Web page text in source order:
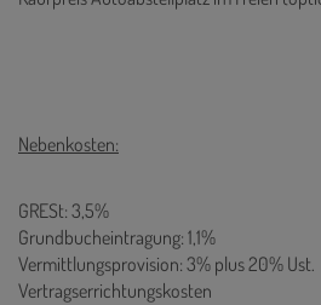
Nebenkosten:
GRESt: 3,5%
Grundbucheintragung: 1,1%
Vermittlungsprovision: 3% plus 20% Ust.
Vertragserrichtungskosten